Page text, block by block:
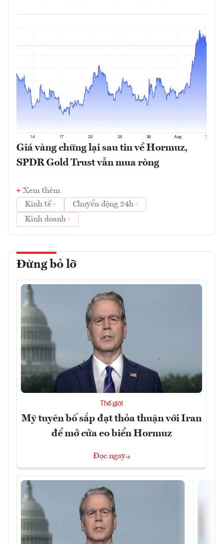
Giá vàng chững lại sau tin về Hormuz,
SPDR Gold Trust vẫn mua ròng
Xem thêm
Kinh tế
Chuyển động 24h
Kinh doanh
Đừng bỏ lỡ
Thế giới
Mỹ tuyên bố sắp đạt thỏa thuận với Iran
để mở cửa eo biển Hormuz
Đọc ngay